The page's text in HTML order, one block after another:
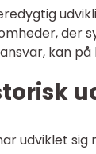
der
kan
udviklet